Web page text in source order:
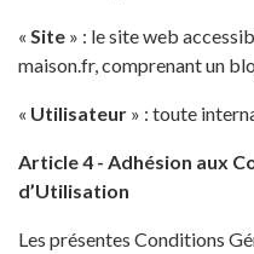
« Site » : le site web
maison.fr, comprenant un
« Utilisateur » : toute
Article 4 - Adhésion aux
d’Utilisation
Les présentes Conditions